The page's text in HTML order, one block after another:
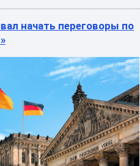
начать переговоры по